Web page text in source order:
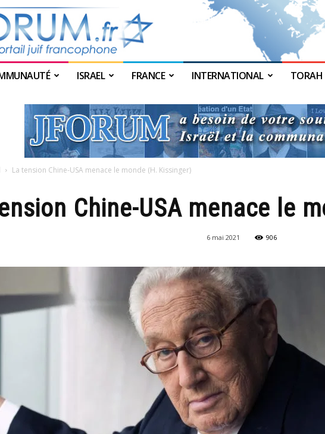
ISRAEL FRANCE INTERNATIONAL TORAH
La tension Chine-USA menace le monde (H. Kissinger)
Chine-USA menace le
6 mai 2021 906